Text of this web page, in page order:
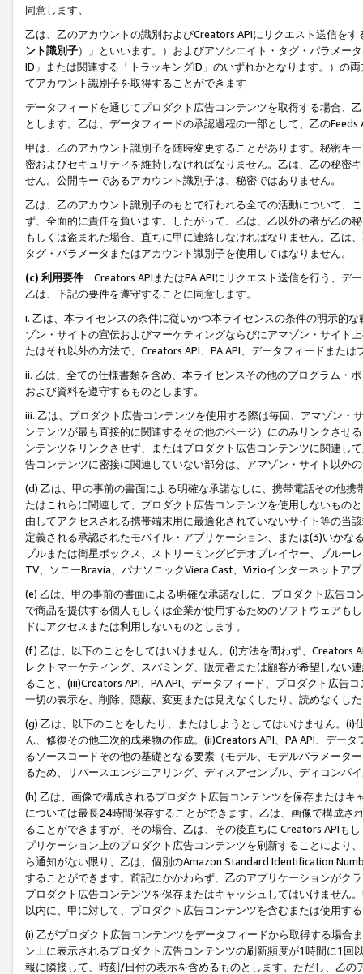
同意します。
乙は、乙のアカウントの識別およびCreators APIにリクエスト送信を
ント識別子）」といいます。）およびアソシエイト・タグ・パラメー
ID」または関連する「トラッキングID」のいずれかとなります。）の
てアカウント識別子を取得することができます
データフィードを通じてプロダクト広告コンテンツを取得する場合、
とします。乙は、データフィードの承認過程の一部として、乙の
甲は、乙のアカウント識別子を随時変更することがあります。秘密キ
密およびセキュリティを維持しなければなりません。乙は、乙の秘密
せん。公開キーであるアカウント識別子は、秘密ではありません。
乙は、乙のアカウント識別子のもとで行われる全ての活動について、
ず、全面的に責任を負います。したがって、乙は、乙以外の者が乙の
もしくは盗まれた場合、直ちに甲に連絡しなければなりません。乙は
タグ・パラメータまたはアカウント識別子を使用してはなりません。
(c) 利用要件 Creators APIまたはPA APIにリクエスト送信を行う、デ
乙は、下記の要件を遵守することに同意します。
i. 乙は、本ライセンスの条件に従いかつ本ライセンスの条件の明示的
ゾン・サイトの宣伝およびマーケティングならびにアマゾン・サイト
たはそれ以外の方法で、Creators API、PA API、データフィードまた
ii. 乙は、全ての仕様書類を含め、本ライセンスその他のプログラム・
および資料を遵守するものとします。
iii. 乙は、プロダクト広告コンテンツを使用する際は毎回、アマゾン
ンテンツが最も直接的に関連するその他のページ）にのみリンクさせ
ンテンツをリンクさせず、またはプロダクト広告コンテンツに関連し
告コンテンツに密接に関連していない部分は、アマゾン・サイト以外
(d) 乙は、甲の事前の書面による明確な承諾なしに、携帯電話その他
たはこれらに関連して、プロダクト広告コンテンツを使用しないもの
由してアクセスされる携帯端末用に最適化されていないサイト等の当
定義される承認されたモバイル・アプリケーション、または(3)いか
ブルまたは衛星ボックス、ストリーミングビデオプレイヤー、ブルー
TV、ソニーBravia、パナソニックViera Cast、Vizioインターネットア
(e) 乙は、甲の事前の書面による明確な承諾なしに、プロダクト広告
で商品を提供する個人もしくは企業が使用するためのソフトウェアも
ドにアクセスまたは利用しないものとします。
(f) 乙は、以下のことをしてはいけません。(i)方法を問わず、Creators
レクトマーケティング、スパミング、販売者または顧客が希望しない
ること、(iii)Creators API、PA API、データフィード、プロダクト広告
一切の表示を、削除、隠蔽、変更または見えなくしたり、読めなくし
(g) 乙は、以下のことをしたり、またはしようとしてはいけません。
ん、修復その他二次的成果物の作成。(ii)Creators API、PA API、デー
るソースコードその他の基礎となる要素（モデル、モデルパラメータ
るため、リバースエンジニアリング、ディスアセンブル、ディコンパ
(h) 乙は、画像で構成されるプロダクト広告コンテンツを保存または
については最長24時間保存することができます。乙は、画像で構成
ることができますが、その場合、乙は、その後直ちに Creators APIも
プリケーション上のプロダクト広告コンテンツを刷新することにより
ら通知がない限り、乙は、個別のAmazon Standard Identification
することができます。前記にかかわらず、乙のアプリケーションがク
プロダクト広告コンテンツを保存またはキャッシュしてはいけません
以内に、甲に対して、プロダクト広告コンテンツを含むまたは使用す
(i) 乙がプロダクト広告コンテンツをデータフィードから取得する場合
ン上に表示されるプロダクト広告コンテンツの刷新頻度が1時間に1
報に隣接して、時刻/日付の表示を含めるものとします。ただし、乙